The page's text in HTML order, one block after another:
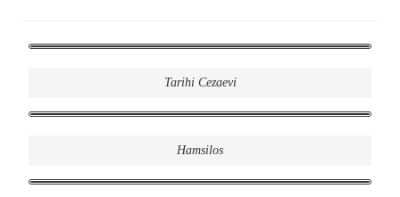
Tarihi Cezaevi
Hamsilos